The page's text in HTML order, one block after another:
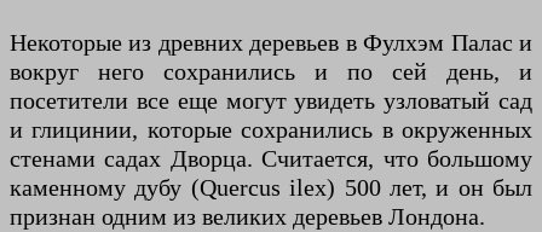
Некоторые из древних деревьев в Фулхэм Палас и
вокруг него сохранились и по сей день, и
посетители все еще могут увидеть узловатый сад
и глицинии, которые сохранились в окруженных
стенами садах Дворца. Считается, что большому
каменному дубу (Quercus ilex) 500 лет, и он был
признан одним из великих деревьев Лондона.